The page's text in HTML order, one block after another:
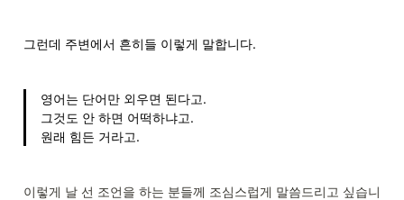
그런데 주변에서 흔히들 이렇게 말합니다.
영어는 단어만 외우면 된다고.
그것도 안 하면 어떡하냐고.
원래 힘든 거라고.
이렇게 날 선 조언을 하는 분들께 조심스럽게 말씀드리고 싶습니